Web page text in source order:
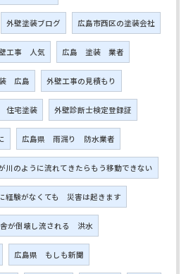
外壁塗装ブログ 広島市西区の塗装会社
工事 人気 広島 塗装 業者
広島 外壁工事の見積もり
住宅塗装 外壁診断士検定登録証
広島県 雨漏り 防水業者
川のように流れてきたらもう移動できない
経験がなくても 災害は起きます
が倒壊し流される 洪水
広島県 もしも新聞